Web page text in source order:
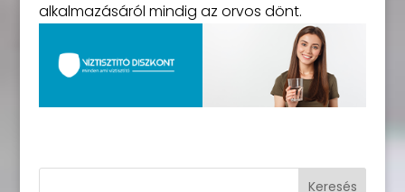
alkalmazásáról mindig az orvos dönt.
Keresés